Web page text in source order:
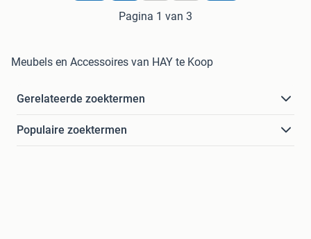
Pagina 1 van 3
Meubels en Accessoires van HAY te Koop
Gerelateerde zoektermen
Populaire zoektermen